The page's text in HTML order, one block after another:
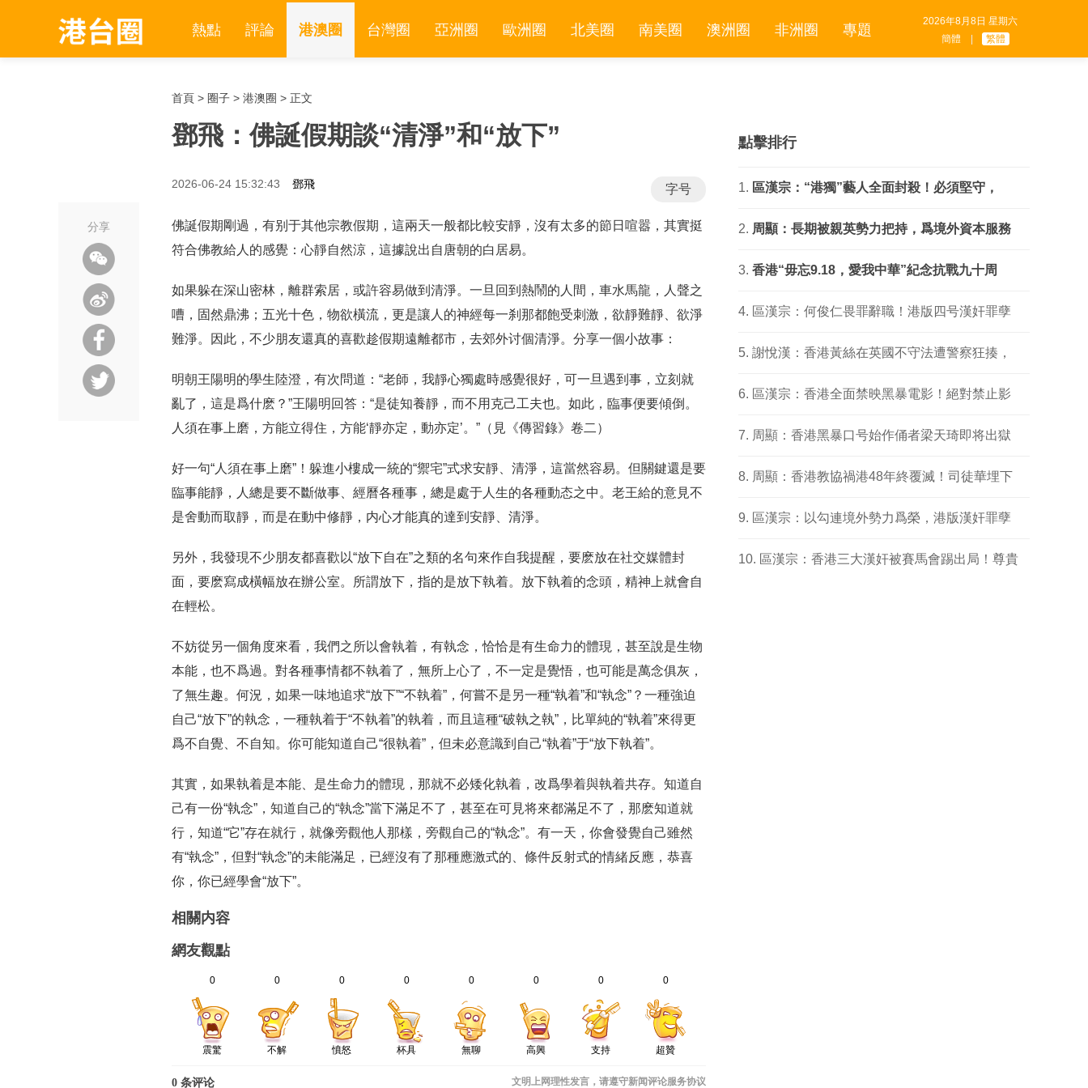
2026年8月8日 星期六
簡體
繁體
熱點 評論 港澳圈 台灣圈 亞洲圈 歐洲圈 北美圈 南美圈 澳洲圈 非洲圈 專題
首頁 > 圈子 > 港澳圈 > 正文
鄧飛：佛誕假期談“清淨”和“放下”
2026-06-24 15:32:43 鄧飛 字号
分享
佛誕假期剛過，有别于其他宗教假期，這兩天一般都比較安靜，沒有太多的節日喧嚣，其實挺
符合佛教給人的感覺：心靜自然涼，這據說出自唐朝的白居易。
如果躲在深山密林，離群索居，或許容易做到清淨。一旦回到熱鬧的人間，車水馬龍，人聲之
嘈，固然鼎沸；五光十色，物欲橫流，更是讓人的神經每一刹那都飽受刺激，欲靜難靜、欲淨
難淨。因此，不少朋友還真的喜歡趁假期遠離都市，去郊外讨個清淨。分享一個小故事：
明朝王陽明的學生陸澄，有次問道：“老師，我靜心獨處時感覺很好，可一旦遇到事，立刻就
亂了，這是爲什麽？”王陽明回答：“是徒知養靜，而不用克己工夫也。如此，臨事便要傾倒。
人須在事上磨，方能立得住，方能‘靜亦定，動亦定’。”（見《傳習錄》卷二）
好一句“人須在事上磨”！躲進小樓成一統的“禦宅”式求安靜、清淨，這當然容易。但關鍵還是要
臨事能靜，人總是要不斷做事、經曆各種事，總是處于人生的各種動态之中。老王給的意見不
是舍動而取靜，而是在動中修靜，内心才能真的達到安靜、清淨。
另外，我發現不少朋友都喜歡以“放下自在”之類的名句來作自我提醒，要麽放在社交媒體封
面，要麽寫成橫幅放在辦公室。所謂放下，指的是放下執着。放下執着的念頭，精神上就會自
在輕松。
不妨從另一個角度來看，我們之所以會執着，有執念，恰恰是有生命力的體現，甚至說是生物
本能，也不爲過。對各種事情都不執着了，無所上心了，不一定是覺悟，也可能是萬念俱灰，
了無生趣。何況，如果一味地追求“放下”“不執着”，何嘗不是另一種“執着”和“執念”？一種強迫
自己“放下”的執念，一種執着于“不執着”的執着，而且這種“破執之執”，比單純的“執着”來得更
爲不自覺、不自知。你可能知道自己“很執着”，但未必意識到自己“執着”于“放下執着”。
其實，如果執着是本能、是生命力的體現，那就不必矮化執着，改爲學着與執着共存。知道自
己有一份“執念”，知道自己的“執念”當下滿足不了，甚至在可見将來都滿足不了，那麽知道就
行，知道“它”存在就行，就像旁觀他人那樣，旁觀自己的“執念”。有一天，你會發覺自己雖然
有“執念”，但對“執念”的未能滿足，已經沒有了那種應激式的、條件反射式的情緒反應，恭喜
你，你已經學會“放下”。
相關内容
網友觀點
0
震驚
0
不解
0
憤怒
0
杯具
0
無聊
0
高興
0
支持
0
超贊
點擊排行
區漢宗：“港獨”藝人全面封殺！必須堅守，
周顯：長期被親英勢力把持，爲境外資本服務
香港“毋忘9.18，愛我中華”紀念抗戰九十周
區漢宗：何俊仁畏罪辭職！港版四号漢奸罪孽
謝悅漢：香港黃絲在英國不守法遭警察狂揍，
區漢宗：香港全面禁映黑暴電影！絕對禁止影
周顯：香港黑暴口号始作俑者梁天琦即将出獄
周顯：香港教協禍港48年終覆滅！司徒華埋下
區漢宗：以勾連境外勢力爲榮，港版漢奸罪孽
區漢宗：香港三大漢奸被賽馬會踢出局！尊貴